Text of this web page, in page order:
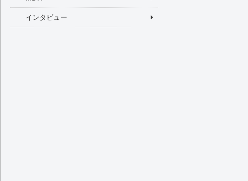
インタビュー